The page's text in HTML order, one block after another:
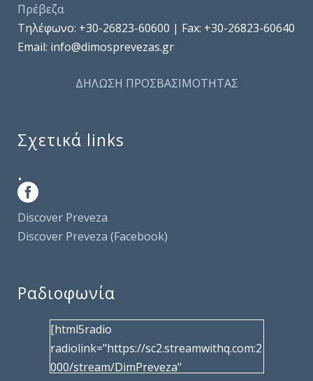
Πρέβεζα
Τηλέφωνo: +30-26823-60600 | Fax: +30-26823-60640
Email: info@dimosprevezas.gr
ΔΗΛΩΣΗ ΠΡΟΣΒΑΣΙΜΟΤΗΤΑΣ
Σχετικά links
.
Discover Preveza
Discover Preveza (Facebook)
Ραδιοφωνία
[html5radio
radiolink="https://sc2.streamwithq.com:2
000/stream/DimPreveza"